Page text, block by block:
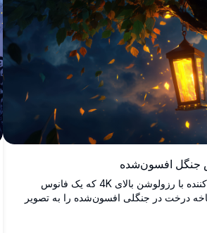
جنگل افسون‌شده
یک کاغذ دیواری خیره‌کننده با رزولوشن بالای 4K که یک فانوس
درخت در جنگلی افسون‌شده را به تصویر